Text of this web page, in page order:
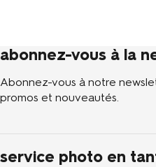
abonnez-vous à la
Abonnez-vous à notre
promos et nouveautés.
service photo en